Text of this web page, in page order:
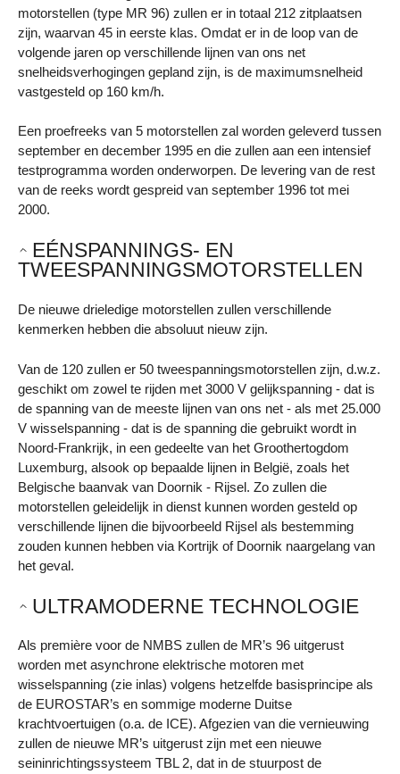
motorstellen (type MR 96) zullen er in totaal 212 zitplaatsen
zijn, waarvan 45 in eerste klas. Omdat er in de loop van de
volgende jaren op verschillende lijnen van ons net
snelheidsverhogingen gepland zijn, is de maximumsnelheid
vastgesteld op 160 km/h.
Een proefreeks van 5 motorstellen zal worden geleverd tussen
september en december 1995 en die zullen aan een intensief
testprogramma worden onderworpen. De levering van de rest
van de reeks wordt gespreid van september 1996 tot mei
2000.
EÉNSPANNINGS- EN
TWEESPANNINGSMOTORSTELLEN
De nieuwe drieledige motorstellen zullen verschillende
kenmerken hebben die absoluut nieuw zijn.
Van de 120 zullen er 50 tweespanningsmotorstellen zijn, d.w.z.
geschikt om zowel te rijden met 3000 V gelijkspanning - dat is
de spanning van de meeste lijnen van ons net - als met 25.000
V wisselspanning - dat is de spanning die gebruikt wordt in
Noord-Frankrijk, in een gedeelte van het Groothertogdom
Luxemburg, alsook op bepaalde lijnen in België, zoals het
Belgische baanvak van Doornik - Rijsel. Zo zullen die
motorstellen geleidelijk in dienst kunnen worden gesteld op
verschillende lijnen die bijvoorbeeld Rijsel als bestemming
zouden kunnen hebben via Kortrijk of Doornik naargelang van
het geval.
ULTRAMODERNE TECHNOLOGIE
Als première voor de NMBS zullen de MR’s 96 uitgerust
worden met asynchrone elektrische motoren met
wisselspanning (zie inlas) volgens hetzelfde basisprincipe als
de EUROSTAR’s en sommige moderne Duitse
krachtvoertuigen (o.a. de ICE). Afgezien van die vernieuwing
zullen de nieuwe MR’s uitgerust zijn met een nieuwe
seininrichtingssysteem TBL 2, dat in de stuurpost de